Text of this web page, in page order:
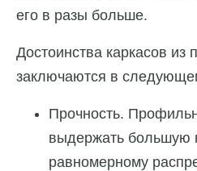
его в разы больше.
Достоинства каркасов из
заключаются в
Прочность.
выдержать большую
равномерному